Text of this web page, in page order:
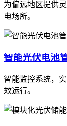
为偏远地区提供
电场所。
智能光伏电池
智能监控系统，
效运行。